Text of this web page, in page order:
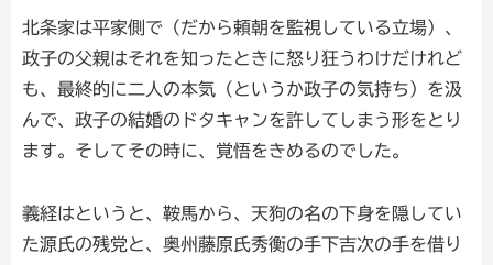
北条家は平家側で（だから頼朝を監視している立場）、
政子の父親はそれを知ったときに怒り狂うわけだけれど
も、最終的に二人の本気（というか政子の気持ち）を汲
んで、政子の結婚のドタキャンを許してしまう形をとり
ます。そしてその時に、覚悟をきめるのでした。
義経はというと、鞍馬から、天狗の名の下身を隠してい
た源氏の残党と、奥州藤原氏秀衡の手下吉次の手を借り